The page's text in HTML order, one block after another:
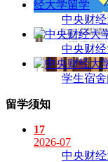
中央财
中央财
学生宿
留学须知
17
2026-07
中央财